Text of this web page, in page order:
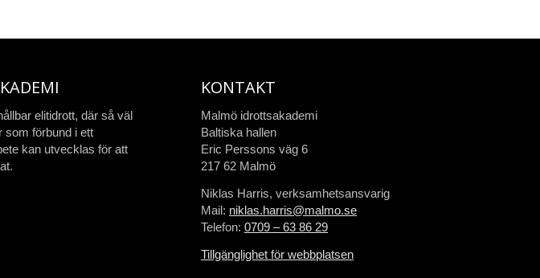
elitidrott, där så väl
som förbund i ett
kan utvecklas för att
KONTAKT
Malmö idrottsakademi
Baltiska hallen
Eric Perssons väg 6
217 62 Malmö
Niklas Harris, verksamhetsansvarig
Mail: niklas.harris@malmo.se
Telefon:0709 – 63 86 29
Tillgänglighet för webbplatsen